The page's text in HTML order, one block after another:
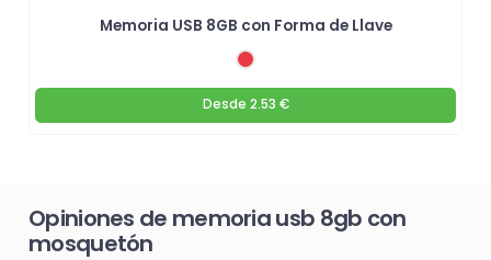
Memoria USB 8GB con Forma de Llave
Desde 2.53 €
Opiniones de memoria usb 8gb con
mosquetón